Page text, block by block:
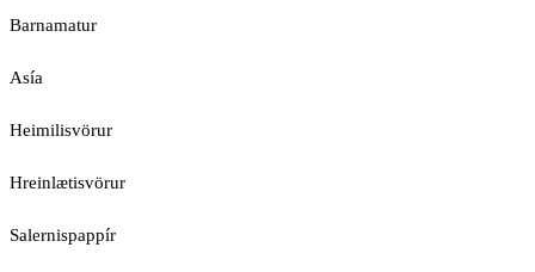
Barnamatur
Asía
Heimilisvörur
Hreinlætisvörur
Salernispappír